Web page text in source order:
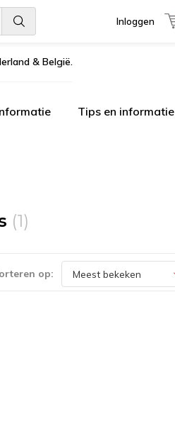
Inloggen
& België.
Tips en informatie
(1)
op: